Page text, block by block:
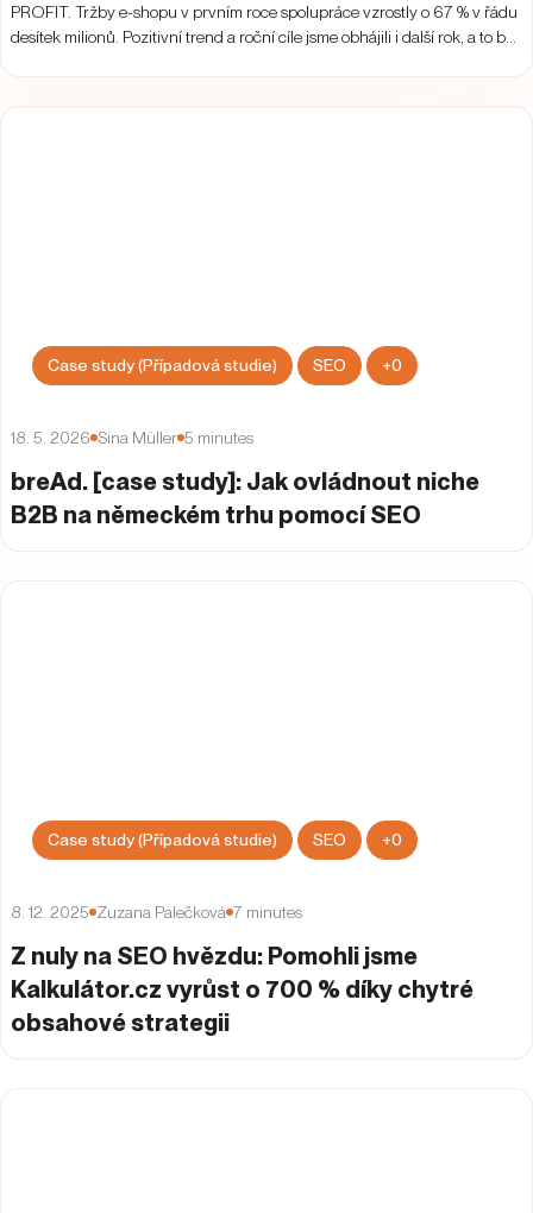
PROFIT. Tržby e-shopu v prvním roce spolupráce vzrostly o 67 % v řádu
desítek milionů. Pozitivní trend a roční cíle jsme obhájili i další rok, a to bez
18. 5. 2026 Sina Müller 5 minutes
breAd. [case study]: Jak ovládnout niche
B2B na německém trhu pomocí SEO
Case study (Případová studie) SEO +0
8. 12. 2025 Zuzana Palečková 7 minutes
Z nuly na SEO hvězdu: Pomohli jsme
Kalkulátor.cz vyrůst o 700 % díky chytré
obsahové strategii
Case study (Případová studie) SEO +0